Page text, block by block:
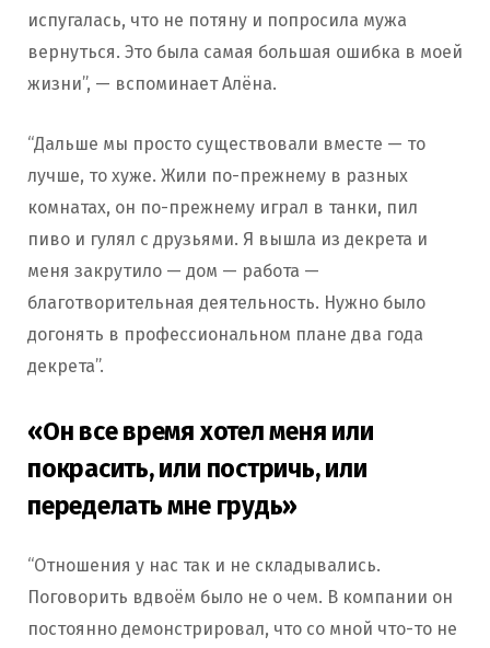
испугалась, что не потяну и попросила мужа
вернуться. Это была самая большая ошибка в моей
жизни”, — вспоминает Алёна.
“Дальше мы просто существовали вместе — то
лучше, то хуже. Жили по-прежнему в разных
комнатах, он по-прежнему играл в танки, пил
пиво и гулял с друзьями. Я вышла из декрета и
меня закрутило — дом — работа —
благотворительная деятельность. Нужно было
догонять в профессиональном плане два года
декрета”.
«Он все время хотел меня или
покрасить, или постричь, или
переделать мне грудь»
“Отношения у нас так и не складывались.
Поговорить вдвоём было не о чем. В компании он
постоянно демонстрировал, что со мной что-то не